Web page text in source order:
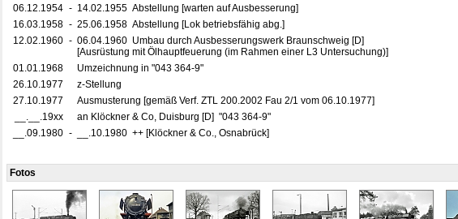
06.12.1954 - 14.02.1955 Abstellung [warten auf Ausbesserung]
16.03.1958 - 25.06.1958 Abstellung [Lok betriebsfähig abg.]
12.02.1960 - 06.04.1960 Umbau durch Ausbesserungswerk Braunschweig [D]
[Ausrüstung mit Ölhauptfeuerung (im Rahmen einer L3 Untersuchung)]
01.01.1968
Umzeichnung in "043 364-9"
26.10.1977
z-Stellung
27.10.1977
Ausmusterung [gemäß Verf. ZTL 200.2002 Fau 2/1 vom 06.10.1977]
__.__.19xx
an Klöckner & Co, Duisburg [D] "043 364-9"
__.09.1980 - __.10.1980 ++ [Klöckner & Co., Osnabrück]
Fotos